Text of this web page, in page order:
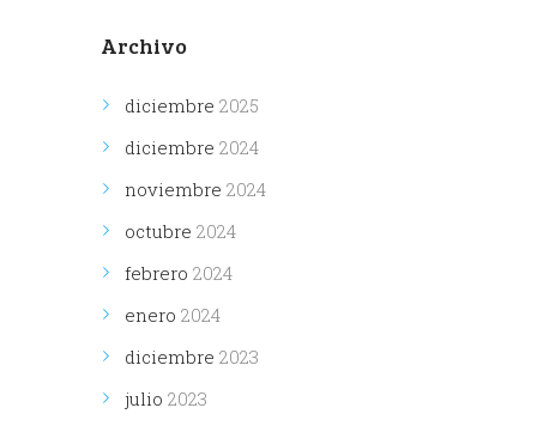
Archivo
diciembre 2025
diciembre 2024
noviembre 2024
octubre 2024
febrero 2024
enero 2024
diciembre 2023
julio 2023